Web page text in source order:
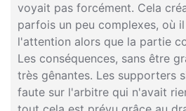
voyait pas forcément. Cela
parfois un peu complexes, où
l'attention alors que la partie
Les conséquences, sans être
très gênantes. Les supporters
faute sur l'arbitre qui n'avait